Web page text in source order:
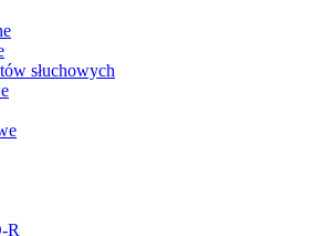
słuchowych
R